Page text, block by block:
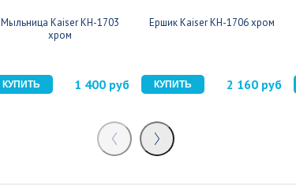
Мыльница Kaiser KH-1703
хром
1 400 руб
Ершик Kaiser KH-1706 хром
2 160 руб